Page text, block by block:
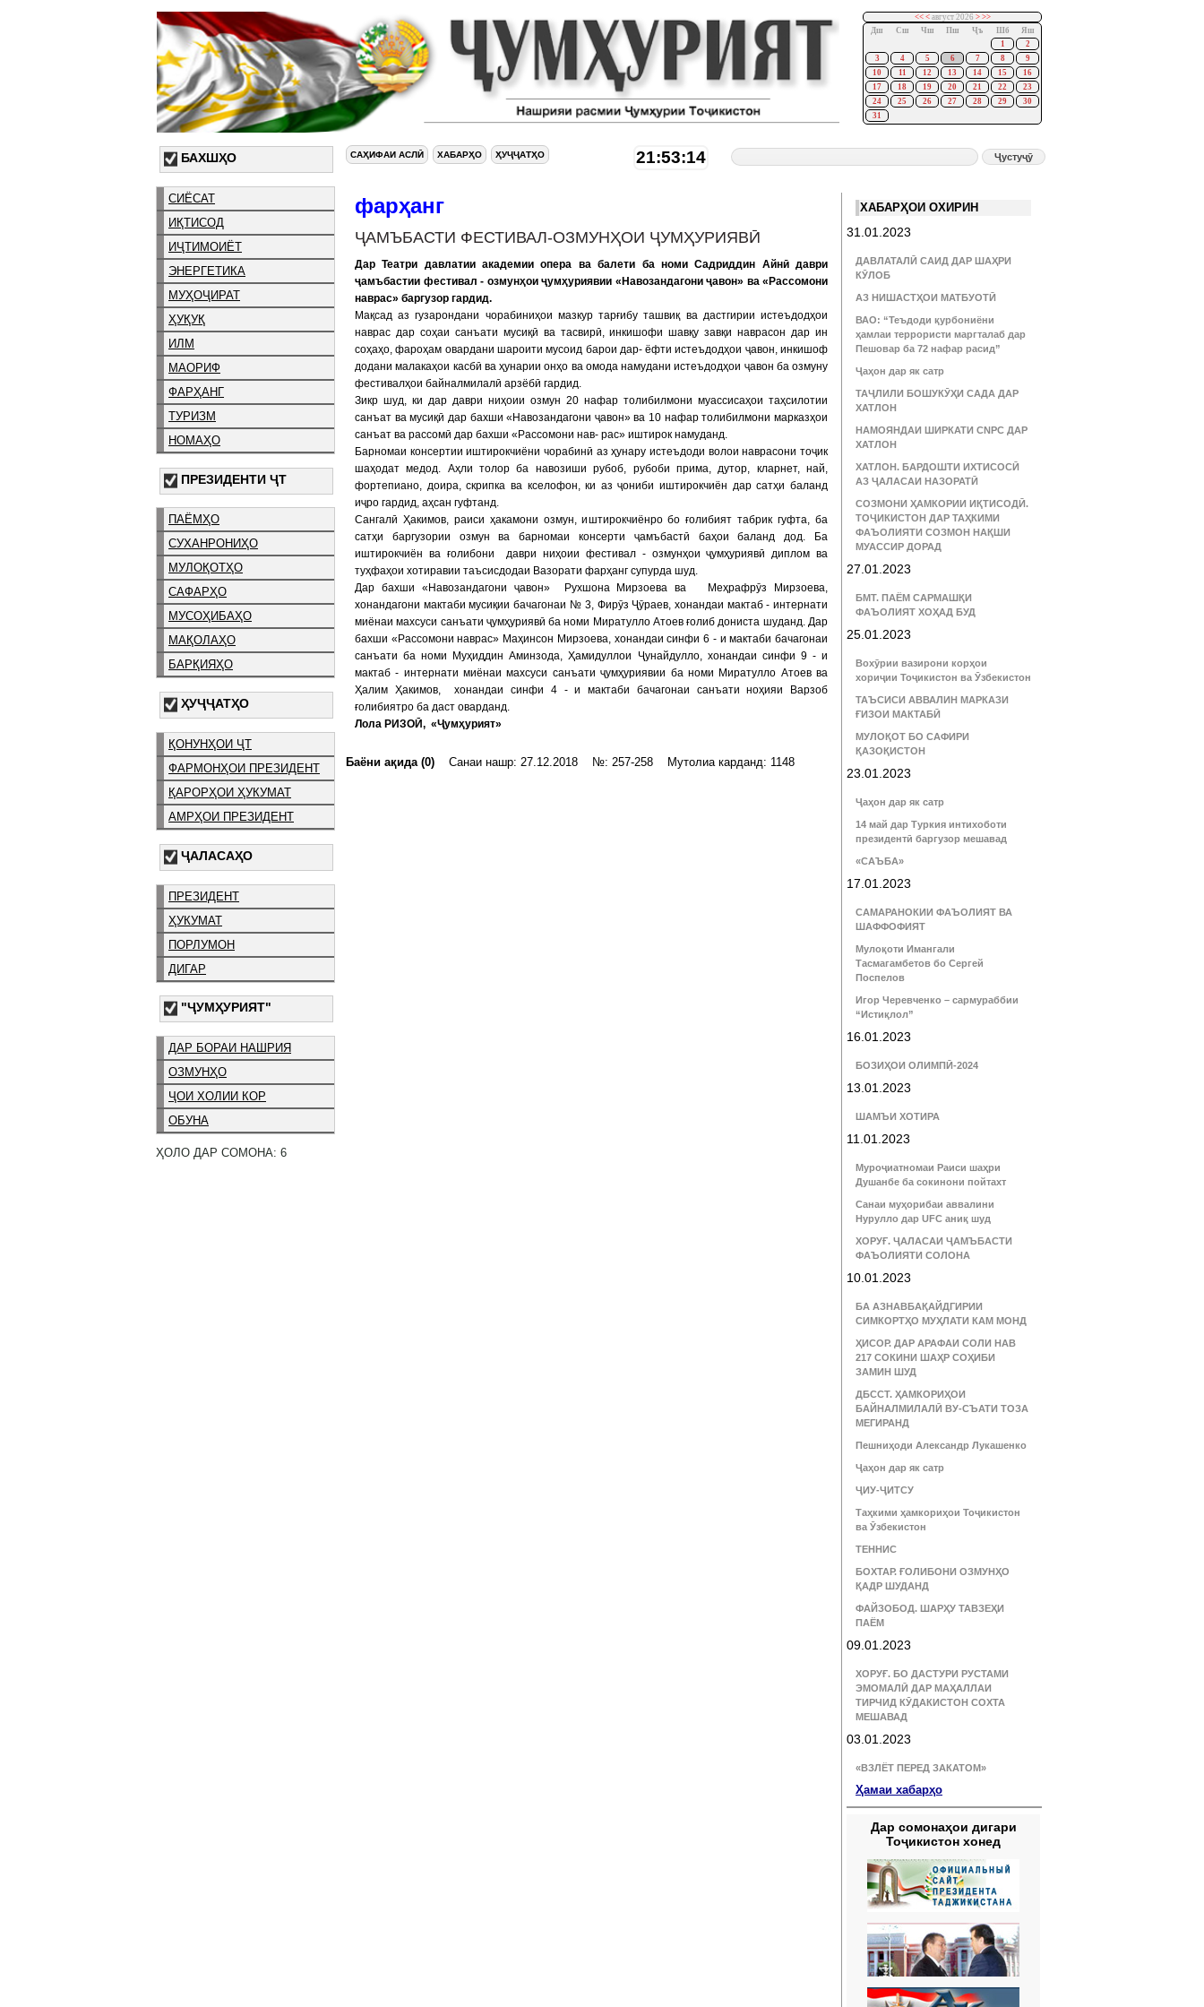
<< <август 2026 > >>
Дш
Сш Чш Пш Ҷъ Шб
Яш
1
2
3
4 5 6 7 8
9
10
11 12 13 14 15
16
17
18 19 20 21 22
23
24
25 26 27 28 29
30
31
БАХШҲО
СИЁСАТ
ИҚТИСОД
ИҶТИМОИЁТ
ЭНЕРГЕТИКА
МУҲОҶИРАТ
ҲУҚУҚ
ИЛМ
МАОРИФ
ФАРҲАНГ
ТУРИЗМ
НОМАҲО
ПРЕЗИДЕНТИ ҶТ
ПАЁМҲО
СУХАНРОНИҲО
МУЛОҚОТҲО
САФАРҲО
МУСОҲИБАҲО
МАҚОЛАҲО
БАРҚИЯҲО
ҲУҶҶАТҲО
ҚОНУНҲОИ ҶТ
ФАРМОНҲОИ ПРЕЗИДЕНТ
ҚАРОРҲОИ ҲУКУМАТ
АМРҲОИ ПРЕЗИДЕНТ
ҶАЛАСАҲО
ПРЕЗИДЕНТ
ҲУКУМАТ
ПОРЛУМОН
ДИГАР
"ҶУМҲУРИЯТ"
ДАР БОРАИ НАШРИЯ
ОЗМУНҲО
ҶОИ ХОЛИИ КОР
ОБУНА
ҲОЛО ДАР СОМОНА: 6
САҲИФАИ АСЛӢ ХАБАРҲО ҲУҶҶАТҲО 21:53:15
фарҳанг
ҶАМЪБАСТИ ФЕСТИВАЛ-ОЗМУНҲОИ ҶУМҲУРИЯВӢ
Дар Театри давлатии академии опера ва балети ба номи Садриддин Айнӣ даври
ҷамъбастии фестивал - озмунҳои ҷумҳуриявии «Навозандагони ҷавон» ва «Рассомони
наврас» баргузор гардид.
Мақсад аз гузарондани чорабиниҳои мазкур тарғибу ташвиқ ва дастгирии истеъдодҳои
наврас дар соҳаи санъати мусиқӣ ва тасвирӣ, инкишофи шавқу завқи наврасон дар ин
соҳаҳо, фароҳам овардани шароити мусоид барои дар- ёфти истеъдодҳои ҷавон, инкишоф
додани малакаҳои касбӣ ва ҳунарии онҳо ва омода намудани истеъдодҳои ҷавон ба озмуну
фестивалҳои байналмилалӣ арзёбӣ гардид.
Зикр шуд, ки дар даври ниҳоии озмун 20 нафар толибилмони муассисаҳои таҳсилотии
санъат ва мусиқӣ дар бахши «Навозандагони ҷавон» ва 10 нафар толибилмони марказҳои
санъат ва рассомӣ дар бахши «Рассомони нав- рас» иштирок намуданд.
Барномаи консертии иштирокчиёни чорабинӣ аз ҳунару истеъдоди волои наврасони тоҷик
шаҳодат медод. Аҳли толор ба навозиши рубоб, рубоби прима, дутор, кларнет, най,
фортепиано, доира, скрипка ва кселофон, ки аз ҷониби иштирокчиён дар сатҳи баланд
иҷро гардид, аҳсан гуфтанд.
Сангалӣ Ҳакимов, раиси ҳакамони озмун, иштирокчиёнро бо ғолибият табрик гуфта, ба
сатҳи баргузории озмун ва барномаи консерти ҷамъбастӣ баҳои баланд дод. Ба
иштирокчиён ва ғолибони даври ниҳоии фестивал - озмунҳои ҷумҳуриявӣ диплом ва
туҳфаҳои хотиравии таъсисдодаи Вазорати фарҳанг супурда шуд.
Дар бахши «Навозандагони ҷавон» Рухшона Мирзоева ва Меҳрафрӯз Мирзоева,
хонандагони мактаби мусиқии бачагонаи № 3, Фирӯз Ҷӯраев, хонандаи мактаб - интернати
миёнаи махсуси санъати ҷумҳуриявӣ ба номи Миратулло Атоев ғолиб дониста шуданд. Дар
бахши «Рассомони наврас» Маҳинсон Мирзоева, хонандаи синфи 6 - и мактаби бачагонаи
санъати ба номи Муҳиддин Аминзода, Ҳамидуллои Ҷунайдулло, хонандаи синфи 9 - и
мактаб - интернати миёнаи махсуси санъати ҷумҳуриявии ба номи Миратулло Атоев ва
Ҳалим Ҳакимов, хонандаи синфи 4 - и мактаби бачагонаи санъати ноҳияи Варзоб
ғолибиятро ба даст оварданд.
Лола РИЗОӢ, «Ҷумҳурият»
Баёни ақида (0) Санаи нашр: 27.12.2018 №: 257-258 Мутолиа карданд: 1148
ХАБАРҲОИ ОХИРИН
31.01.2023
ДАВЛАТАЛӢ САИД ДАР ШАҲРИ
КӮЛОБ
АЗ НИШАСТҲОИ МАТБУОТӢ
ВАО: “Теъдоди қурбониёни
ҳамлаи террористи маргталаб дар
Пешовар ба 72 нафар расид”
Ҷаҳон дар як сатр
ТАҶЛИЛИ БОШУКӮҲИ САДА ДАР
ХАТЛОН
НАМОЯНДАИ ШИРКАТИ CNPC ДАР
ХАТЛОН
ХАТЛОН. БАРДОШТИ ИХТИСОСӢ
АЗ ҶАЛАСАИ НАЗОРАТӢ
СОЗМОНИ ҲАМКОРИИ ИҚТИСОДӢ.
ТОҶИКИСТОН ДАР ТАҲКИМИ
ФАЪОЛИЯТИ СОЗМОН НАҚШИ
МУАССИР ДОРАД
27.01.2023
БМТ. ПАЁМ САРМАШҚИ
ФАЪОЛИЯТ ХОҲАД БУД
25.01.2023
Вохӯрии вазирони корҳои
хориҷии Тоҷикистон ва Ӯзбекистон
ТАЪСИСИ АВВАЛИН МАРКАЗИ
ҒИЗОИ МАКТАБӢ
МУЛОҚОТ БО САФИРИ
ҚАЗОҚИСТОН
23.01.2023
Ҷаҳон дар як сатр
14 май дар Туркия интихоботи
президентӣ баргузор мешавад
«САЪБА»
17.01.2023
САМАРАНОКИИ ФАЪОЛИЯТ ВА
ШАФФОФИЯТ
Мулоқоти Имангали
Тасмагамбетов бо Сергей
Поспелов
Игор Черевченко – сармураббии
“Истиқлол”
16.01.2023
БОЗИҲОИ ОЛИМПӢ-2024
13.01.2023
ШАМЪИ ХОТИРА
11.01.2023
Муроҷиатномаи Раиси шаҳри
Душанбе ба сокинони пойтахт
Санаи муҳорибаи аввалини
Нурулло дар UFC аниқ шуд
ХОРУҒ. ҶАЛАСАИ ҶАМЪБАСТИ
ФАЪОЛИЯТИ СОЛОНА
10.01.2023
БА АЗНАВБАҚАЙДГИРИИ
СИМКОРТҲО МУҲЛАТИ КАМ МОНД
ҲИСОР. ДАР АРАФАИ СОЛИ НАВ
217 СОКИНИ ШАҲР СОҲИБИ
ЗАМИН ШУД
ДБССТ. ҲАМКОРИҲОИ
БАЙНАЛМИЛАЛӢ ВУ-СЪАТИ ТОЗА
МЕГИРАНД
Пешниҳоди Александр Лукашенко
Ҷаҳон дар як сатр
ҶИУ-ҶИТСУ
Таҳкими ҳамкориҳои Тоҷикистон
ва Ӯзбекистон
ТЕННИС
БОХТАР. ҒОЛИБОНИ ОЗМУНҲО
ҚАДР ШУДАНД
ФАЙЗОБОД. ШАРҲУ ТАВЗЕҲИ
ПАЁМ
09.01.2023
ХОРУҒ. БО ДАСТУРИ РУСТАМИ
ЭМОМАЛӢ ДАР МАҲАЛЛАИ
ТИРЧИД КӮДАКИСТОН СОХТА
МЕШАВАД
03.01.2023
«ВЗЛЁТ ПЕРЕД ЗАКАТОМ»
Ҳамаи хабарҳо
Дар сомонаҳои дигари
Тоҷикистон хонед